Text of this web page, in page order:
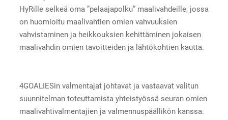
HyRille selkeä oma ”pelaajapolku” maalivahdeille, jossa
on huomioitu maalivahtien omien vahvuuksien
vahvistaminen ja heikkouksien kehittäminen jokaisen
maalivahdin omien tavoitteiden ja lähtökohtien kautta.
4GOALIESin valmentajat johtavat ja vastaavat valitun
suunnitelman toteuttamista yhteistyössä seuran omien
maalivahtivalmentajien ja valmennuspäällikön kanssa.